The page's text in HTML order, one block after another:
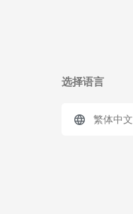
选择语言
繁体中文